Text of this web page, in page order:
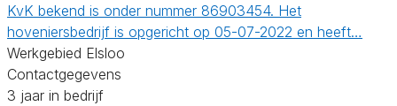
KvK bekend is onder nummer 86903454. Het
hoveniersbedrijf is opgericht op 05-07-2022 en heeft…
Werkgebied Elsloo
Contactgegevens
3 jaar in bedrijf